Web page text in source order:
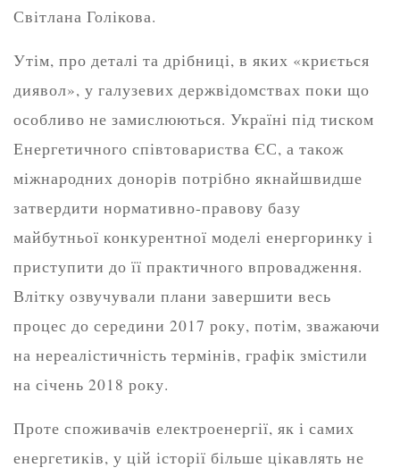
Світлана Голікова.
Утім, про деталі та дрібниці, в яких «криється
диявол», у галузевих держвідомствах поки що
особливо не замислюються. Україні під тиском
Енергетичного співтовариства ЄС, а також
міжнародних донорів потрібно якнайшвидше
затвердити нормативно-правову базу
майбутньої конкурентної моделі енергоринку і
приступити до її практичного впровадження.
Влітку озвучували плани завершити весь
процес до середини 2017 року, потім, зважаючи
на нереалістичність термінів, графік змістили
на січень 2018 року.
Проте споживачів електроенергії, як і самих
енергетиків, у цій історії більше цікавлять не